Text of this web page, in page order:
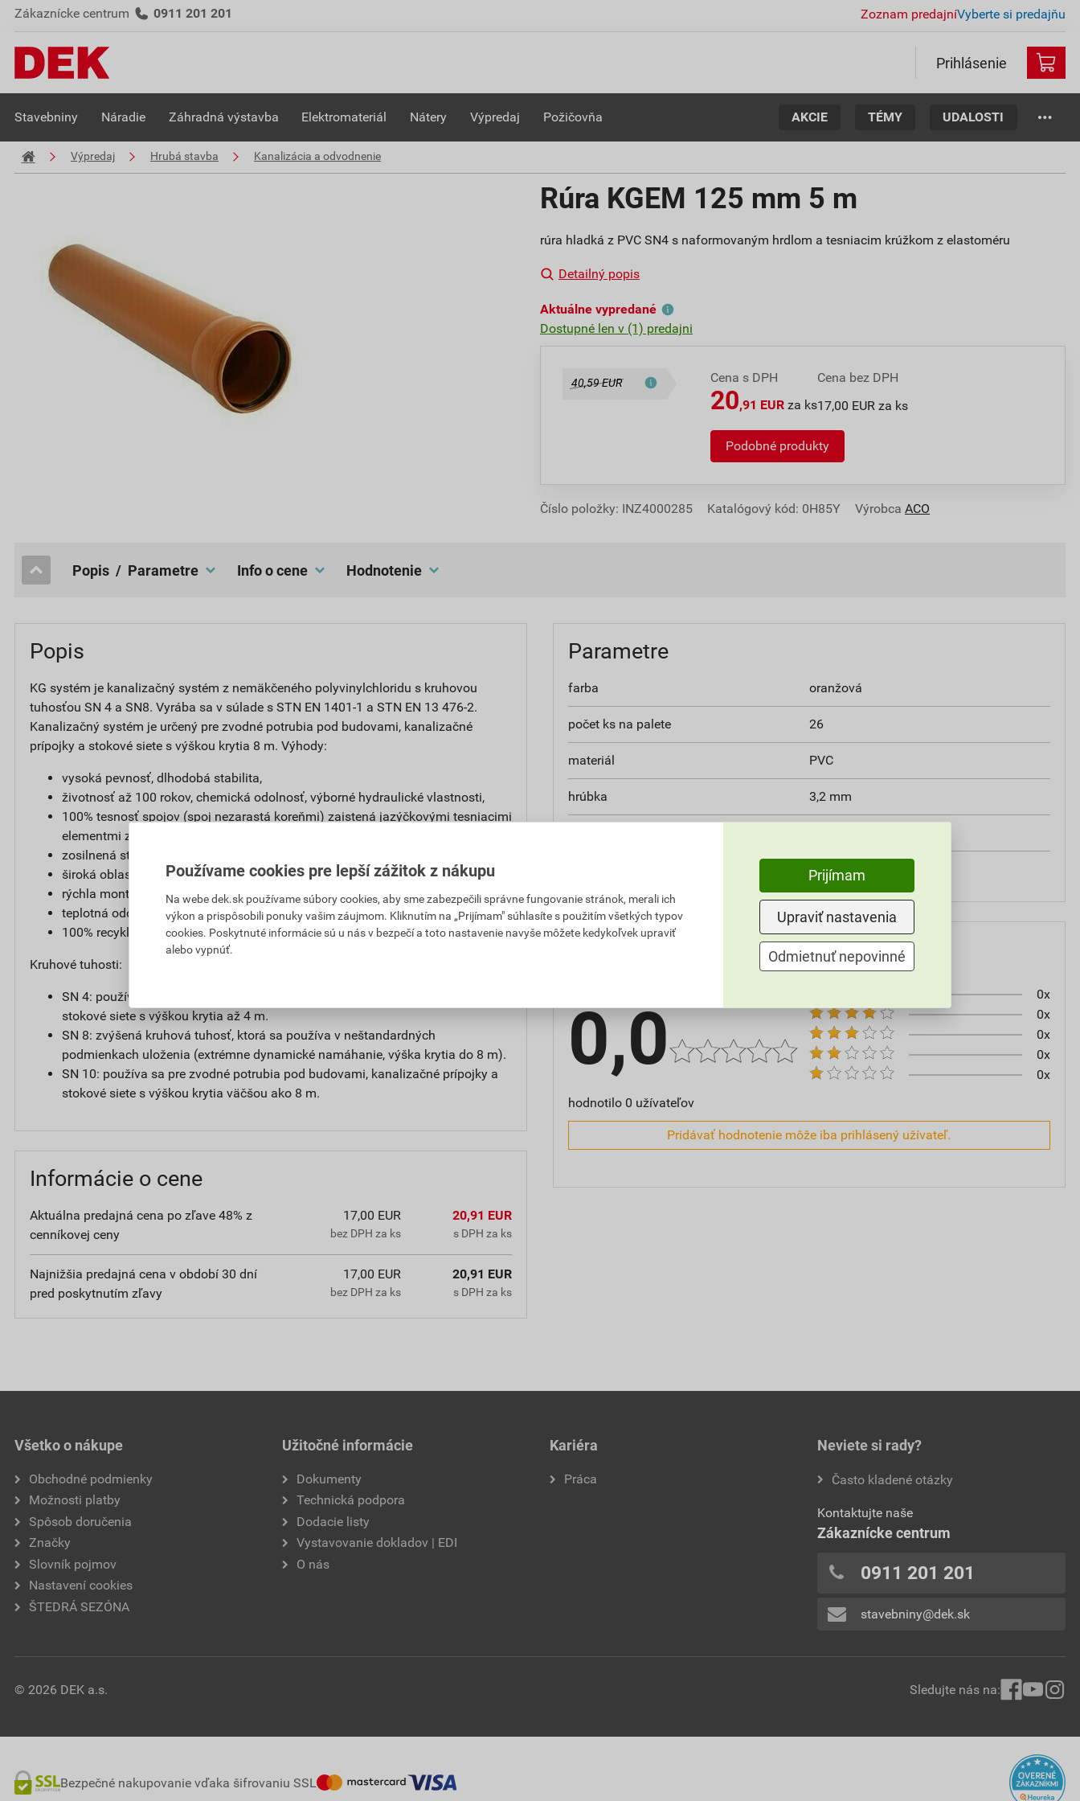
Zákaznícke centrum 0911 201 201 Zoznam predajníVyberte si predajňu
Prihlásenie
Stavebniny Náradie Záhradná výstavba Elektromateriál Nátery Výpredaj Požičovňa AKCIE TÉMY UDALOSTI
Výpredaj Hrubá stavba Kanalizácia a odvodnenie
Rúra KGEM 125 mm 5 m
rúra hladká z PVC SN4 s naformovaným hrdlom a tesniacim krúžkom z elastoméru
Detailný popis
Aktuálne vypredané
Dostupné len v (1) predajni
40,59 EUR Cena s DPH
20,91 EUR za ks
Cena bez DPH
17,00 EUR za ks
Podobné produkty
Číslo položky: INZ4000285 Katalógový kód: 0H85Y Výrobca ACO
popis / Parametre Info o cene hodnotenie
Popis
KG systém je kanalizačný systém z nemäkčeného polyvinylchloridu s kruhovou
tuhosťou SN 4 a SN8. Vyrába sa v súlade s STN EN 1401-1 a STN EN 13 476-2.
Kanalizačný systém je určený pre zvodné potrubia pod budovami, kanalizačné
prípojky a stokové siete s výškou krytia 8 m. Výhody:
vysoká pevnosť, dlhodobá stabilita,
životnosť až 100 rokov, chemická odolnosť, výborné hydraulické vlastnosti,
100% tesnosť spojov (spoj nezarastá koreňmi) zaistená jazýčkovými tesniacimi
elementmi z odolných kaučukov v drážke hrdla,
zosilnená stena = vyššia bezpečnosť,
široká oblasť použitia, ľahká inšpekcia,
rýchla montáž, ľahká pokládka,
teplotná odolnosť 60°C,
100% recyklovateľný.
Kruhové tuhosti:
SN 4: používa sa pre zvodné potrubia pod budovami, kanalizačné prípojky a
stokové siete s výškou krytia až 4 m.
SN 8: zvýšená kruhová tuhosť, ktorá sa používa v neštandardných
podmienkach uloženia (extrémne dynamické namáhanie, výška krytia do 8 m).
SN 10: používa sa pre zvodné potrubia pod budovami, kanalizačné prípojky a
stokové siete s výškou krytia väčšou ako 8 m.
Informácie o cene
Aktuálna predajná cena po zľave 48% z
cenníkovej ceny
17,00 EUR
bez DPH za ks
20,91 EUR
s DPH za ks
Najnižšia predajná cena v období 30 dní
pred poskytnutím zľavy
17,00 EUR
bez DPH za ks
20,91 EUR
s DPH za ks
Parametre
farba oranžová
počet ks na palete 26
materiál PVC
hrúbka 3,2 mm
DN 125
0,0
hodnotilo 0 užívateľov
0x
0x
0x
0x
0x
Pridávať hodnotenie môže iba prihlásený užívateľ.
Všetko o nákupe
Obchodné podmienky
Možnosti platby
Spôsob doručenia
Značky
Slovník pojmov
Nastavení cookies
ŠTEDRÁ SEZÓNA
Užitočné informácie
Dokumenty
Technická podpora
Dodacie listy
Vystavovanie dokladov | EDI
O nás
Kariéra
Práca
Neviete si rady?
Často kladené otázky
Kontaktujte naše
Zákaznícke centrum
0911 201 201
stavebniny@dek.sk
© 2026 DEK a.s. Sledujte nás na:
Bezpečné nakupovanie vďaka šifrovaniu SSL
Používame cookies pre lepší zážitok z nákupu
Na webe dek.sk používame súbory cookies, aby sme zabezpečili správne fungovanie stránok, merali ich
výkon a prispôsobili ponuky vašim záujmom. Kliknutím na „Prijímam" súhlasíte s použitím všetkých typov
cookies. Poskytnuté informácie sú u nás v bezpečí a toto nastavenie navyše môžete kedykoľvek upraviť
alebo vypnúť.
Prijímam
Upraviť nastavenia
Odmietnuť nepovinné